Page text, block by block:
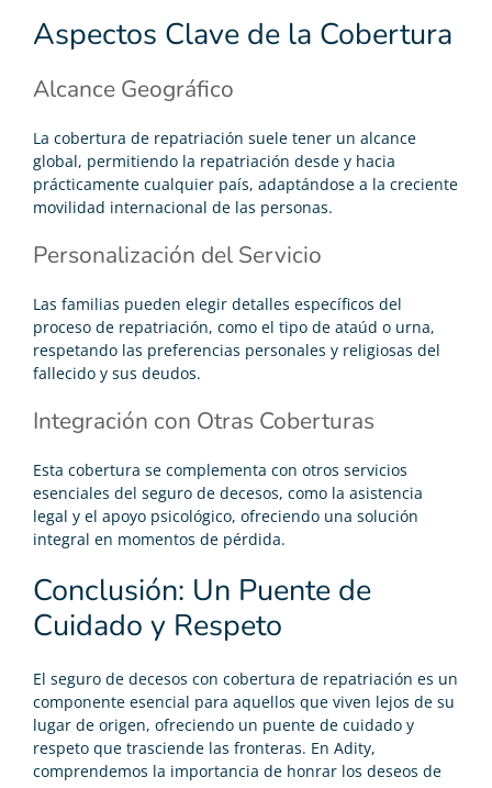
Aspectos Clave de la Cobertura
Alcance Geográfico
La cobertura de repatriación suele tener un alcance
global, permitiendo la repatriación desde y hacia
prácticamente cualquier país, adaptándose a la creciente
movilidad internacional de las personas.
Personalización del Servicio
Las familias pueden elegir detalles específicos del
proceso de repatriación, como el tipo de ataúd o urna,
respetando las preferencias personales y religiosas del
fallecido y sus deudos.
Integración con Otras Coberturas
Esta cobertura se complementa con otros servicios
esenciales del seguro de decesos, como la asistencia
legal y el apoyo psicológico, ofreciendo una solución
integral en momentos de pérdida.
Conclusión: Un Puente de
Cuidado y Respeto
El seguro de decesos con cobertura de repatriación es un
componente esencial para aquellos que viven lejos de su
lugar de origen, ofreciendo un puente de cuidado y
respeto que trasciende las fronteras. En Adity,
comprendemos la importancia de honrar los deseos de